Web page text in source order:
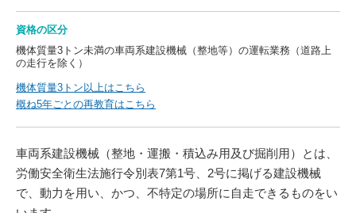
資格の区分
機体質量3トン未満の車両系建設機械（整地等）の運転業務（道路上
の走行を除く）
機体質量3トン以上はこちら
概ね5年ごとの再教育はこちら
車両系建設機械（整地・運搬・積込み用及び掘削用）とは、
労働安全衛生法施行令別表7第1号、2号に掲げる建設機械
で、動力を用い、かつ、不特定の場所に自走できるものをい